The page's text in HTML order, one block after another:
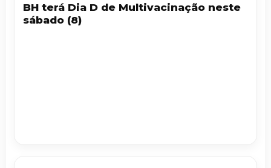
BH terá Dia D de Multivacinação neste
sábado (8)